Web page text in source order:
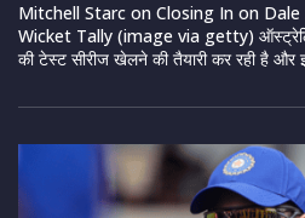
Mitchell Starc on Closing In on
Wicket Tally (image via getty)
की टेस्ट सीरीज खेलने की तैयारी कर रही है और